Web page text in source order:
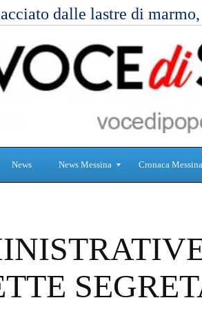
dalle lastre di
News News Messina
n
i
à
Cronaca Messina